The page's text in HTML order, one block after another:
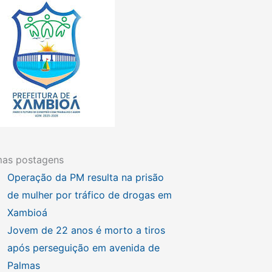
postagens
Operação da PM resulta na prisão
de mulher por tráfico de drogas em
Xambioá
Jovem de 22 anos é morto a tiros
após perseguição em avenida de
Palmas